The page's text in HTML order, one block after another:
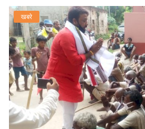
खबरे